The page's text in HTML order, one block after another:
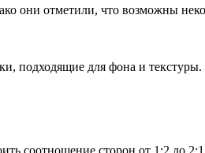
они отметили, что возможны
подходящие для фона и текстуры.
соотношение сторон от 1:2 до